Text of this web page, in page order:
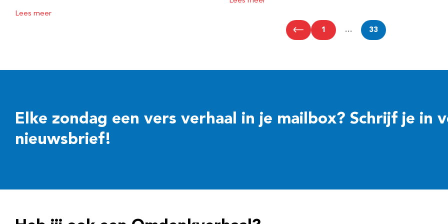
Lees meer
1 … 33
Elke zondag een vers verhaal in je mailbox? Schrijf je in
nieuwsbrief!